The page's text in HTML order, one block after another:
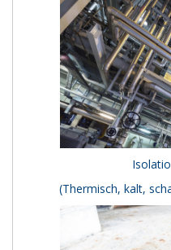
(Thermisch, kalt,